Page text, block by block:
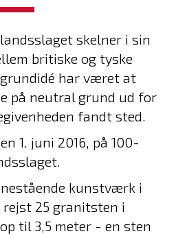
skelner i sin
britiske og tyske
har været at
på neutral grund ud for
fandt sted.
1. juni 2016, på 100-
kunstværk i
25 granitsten i
til 3,5 meter - en sten